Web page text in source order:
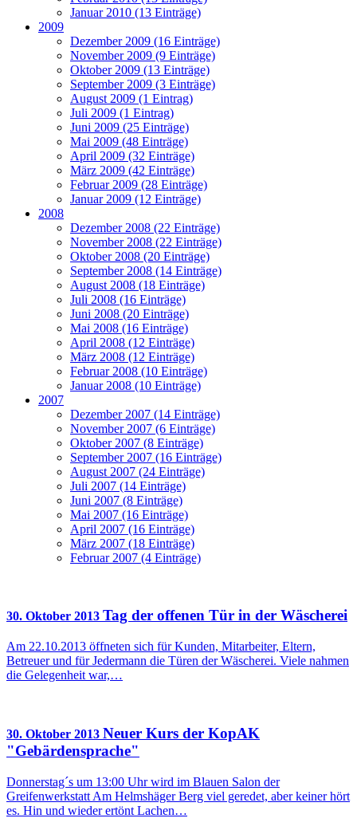
Januar 2010 (13 Einträge)
2009
Dezember 2009 (16 Einträge)
November 2009 (9 Einträge)
Oktober 2009 (13 Einträge)
September 2009 (3 Einträge)
August 2009 (1 Eintrag)
Juli 2009 (1 Eintrag)
Juni 2009 (25 Einträge)
Mai 2009 (48 Einträge)
April 2009 (32 Einträge)
März 2009 (42 Einträge)
Februar 2009 (28 Einträge)
Januar 2009 (12 Einträge)
2008
Dezember 2008 (22 Einträge)
November 2008 (22 Einträge)
Oktober 2008 (20 Einträge)
September 2008 (14 Einträge)
August 2008 (18 Einträge)
Juli 2008 (16 Einträge)
Juni 2008 (20 Einträge)
Mai 2008 (16 Einträge)
April 2008 (12 Einträge)
März 2008 (12 Einträge)
Februar 2008 (10 Einträge)
Januar 2008 (10 Einträge)
2007
Dezember 2007 (14 Einträge)
November 2007 (6 Einträge)
Oktober 2007 (8 Einträge)
September 2007 (16 Einträge)
August 2007 (24 Einträge)
Juli 2007 (14 Einträge)
Juni 2007 (8 Einträge)
Mai 2007 (16 Einträge)
April 2007 (16 Einträge)
März 2007 (18 Einträge)
Februar 2007 (4 Einträge)
30. Oktober 2013 Tag der offenen Tür in der Wäscherei
Am 22.10.2013 öffneten sich für Kunden, Mitarbeiter, Eltern,
Betreuer und für Jedermann die Türen der Wäscherei. Viele nahmen
die Gelegenheit war,…
30. Oktober 2013 Neuer Kurs der KopAK
"Gebärdensprache"
Donnerstag´s um 13:00 Uhr wird im Blauen Salon der
Greifenwerkstatt Am Helmshäger Berg viel geredet, aber keiner hört
es. Hin und wieder ertönt Lachen…